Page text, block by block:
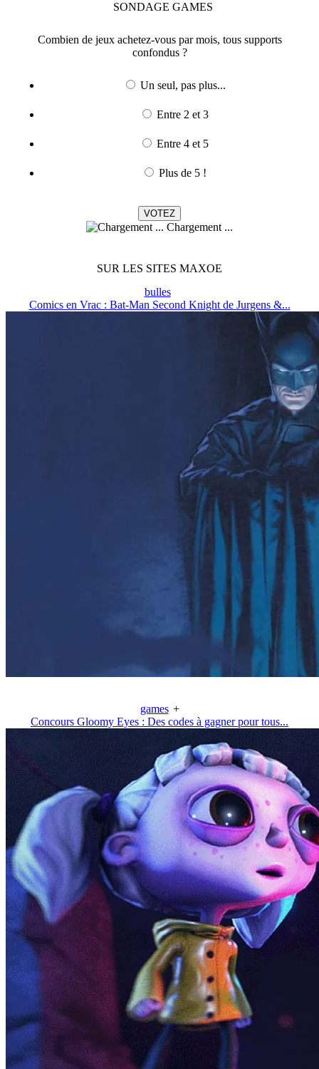
SONDAGE GAMES
Combien de jeux achetez-vous par mois, tous supports
confondus ?
Un seul, pas plus...
Entre 2 et 3
Entre 4 et 5
Plus de 5 !
Chargement ...
SUR LES SITES MAXOE
bulles
Comics en Vrac : Bat-Man Second Knight de Jurgens &...
games +
Concours Gloomy Eyes : Des codes à gagner pour tous...